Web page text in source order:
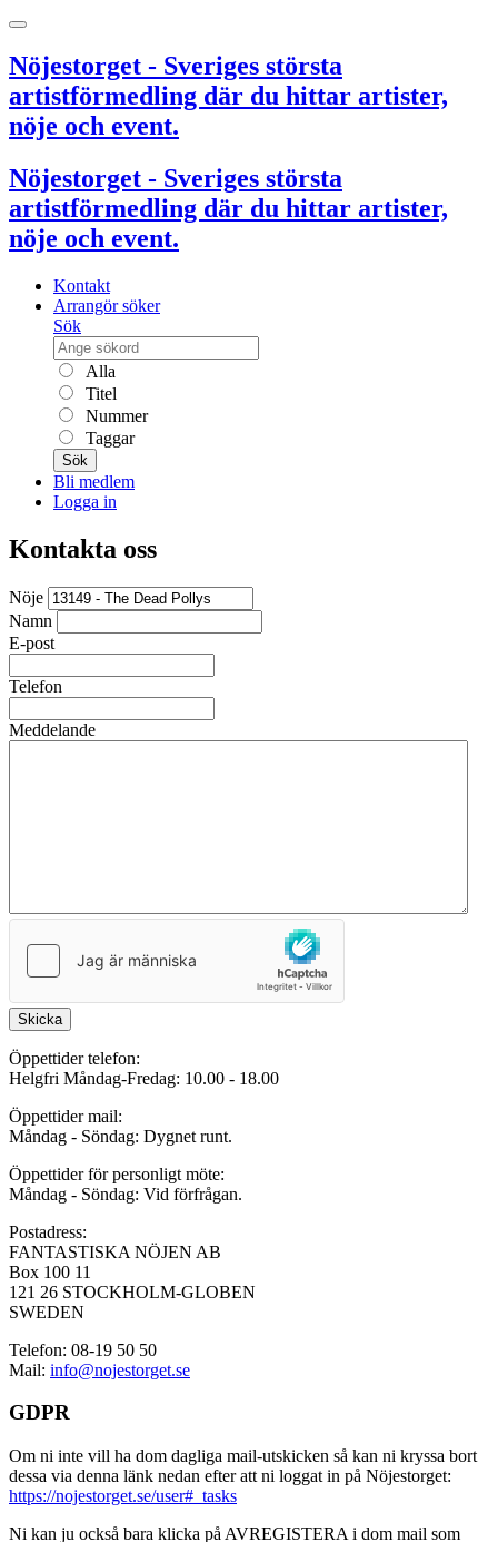
Nöjestorget - Sveriges största
artistförmedling där du hittar artister,
nöje och event.
Nöjestorget - Sveriges största
artistförmedling där du hittar artister,
nöje och event.
Kontakt
Arrangör söker
Sök
Alla
Titel
Nummer
Taggar
Sök
Bli medlem
Logga in
Kontakta oss
Nöje
Namn
E-post
Telefon
Meddelande
Skicka
Öppettider telefon:
Helgfri Måndag-Fredag: 10.00 - 18.00
Öppettider mail:
Måndag - Söndag: Dygnet runt.
Öppettider för personligt möte:
Måndag - Söndag: Vid förfrågan.
Postadress:
FANTASTISKA NÖJEN AB
Box 100 11
121 26 STOCKHOLM-GLOBEN
SWEDEN
Telefon: 08-19 50 50
Mail: info@nojestorget.se
GDPR
Om ni inte vill ha dom dagliga mail-utskicken så kan ni kryssa bort
dessa via denna länk nedan efter att ni loggat in på Nöjestorget:
https://nojestorget.se/user#_tasks
Ni kan ju också bara klicka på AVREGISTERA i dom mail som